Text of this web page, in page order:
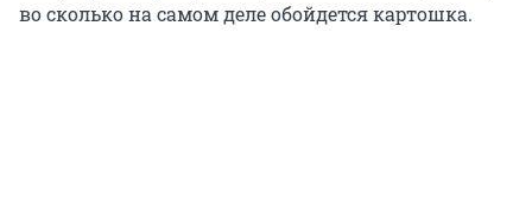
во сколько на самом деле обойдется картошка.